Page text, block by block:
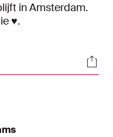
in Amsterdam.
♥️.